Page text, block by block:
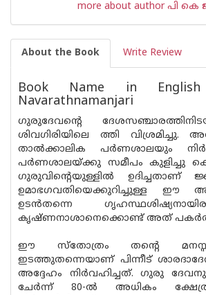
more about author പി
About the Book Write Review
Book Name in
Navarathnamanjari
ഗുരുദേവന്റെ
ശിവഗിരിയിലെ ത്തി വിശ്രമിച്ചു.
താൽക്കാലിക പർണശാലയും
പർണശാലയ്ക്കു സമീപം കുളിച്ചു
ഗുരുവിൻ്റെയുള്ളിൽ ഉദിച്ചതാണ്
ഉമാഭഗവതിയെക്കുറിച്ചുള്ള ഈ
ഉടൻതന്നെ
കൃഷ്ണനാശാനെക്കൊണ്ട് അത്
ഈ സ്തോത്രം തൻ്റെ
ഇടത്തുതന്നെയാണ് പിന്നീട്
അദ്ദേഹം നിർവഹിച്ചത്. ഗുരു
ചേർന്ന് 80-ൽ അധികം